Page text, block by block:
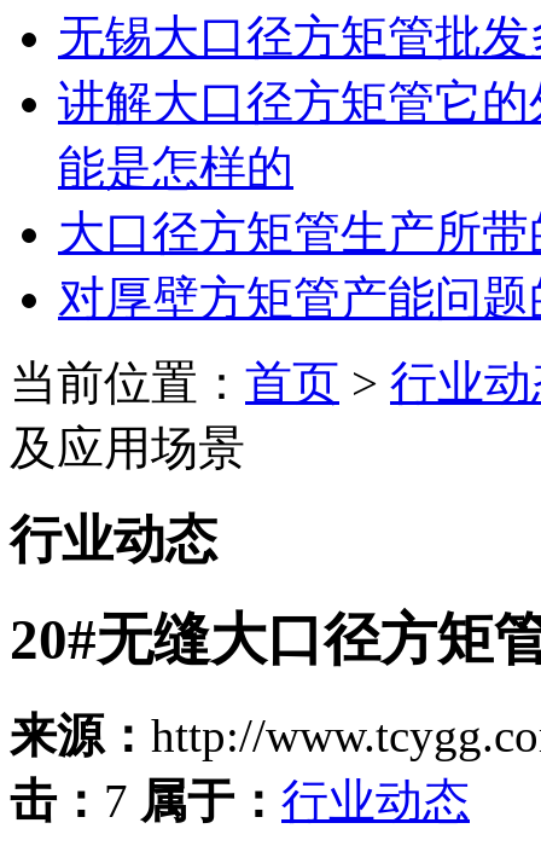
无锡大口径方矩管批
讲解大口径方矩管它
能是怎样的
大口径方矩管生产所
对厚壁方矩管产能问
当前位置： 首页 > 行业
及应用场景
行业动态
20#无缝大口径方矩
来源： http://
击： 7 属于： 行业动态